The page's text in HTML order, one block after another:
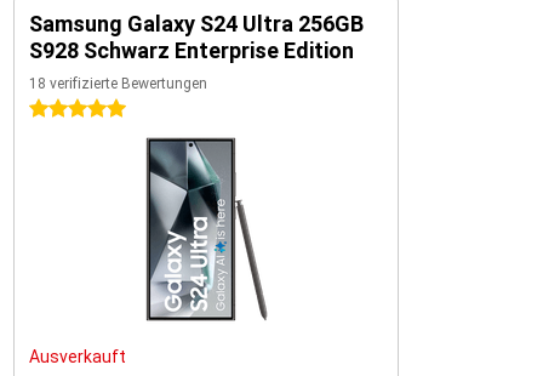
Samsung Galaxy S24 Ultra 256GB
S928 Schwarz Enterprise Edition
18 verifizierte Bewertungen
5 Sterne
Ausverkauft